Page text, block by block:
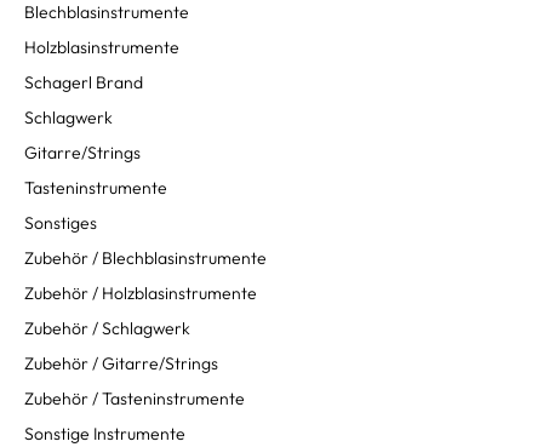
Blechblasinstrumente
Holzblasinstrumente
Schagerl Brand
Schlagwerk
Gitarre/Strings
Tasteninstrumente
Sonstiges
Zubehör / Blechblasinstrumente
Zubehör / Holzblasinstrumente
Zubehör / Schlagwerk
Zubehör / Gitarre/Strings
Zubehör / Tasteninstrumente
Sonstige Instrumente